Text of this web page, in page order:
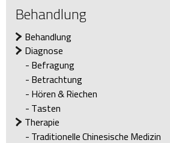
Behandlung
Behandlung
Diagnose
Befragung
Betrachtung
Hören & Riechen
Tasten
Therapie
Traditionelle Chinesische Medizin